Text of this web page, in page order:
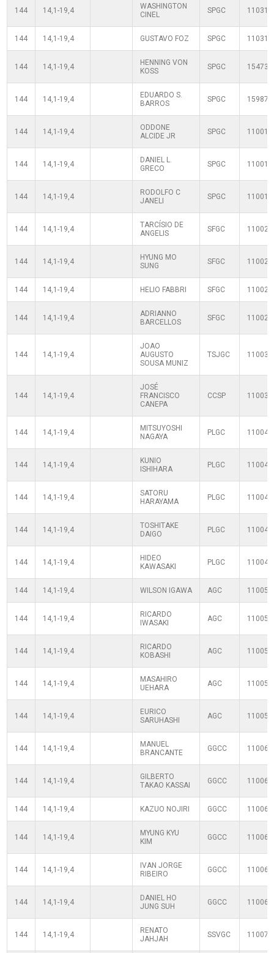
144 14,1-19,4
WASHINGTON
CINEL
SPGC
144 14,1-19,4 GUSTAVO FOZ SPGC
144 14,1-19,4
HENNING VON
KOSS
SPGC
144 14,1-19,4
EDUARDO S.
BARROS
SPGC
144 14,1-19,4
ODDONE
ALCIDE JR
SPGC
144 14,1-19,4
DANIEL L.
GRECO
SPGC
144 14,1-19,4
RODOLFO C
JANELI
SPGC
144 14,1-19,4
TARCÍSIO DE
ANGELIS
SFGC
144 14,1-19,4
HYUNG MO
SUNG
SFGC
144 14,1-19,4 HELIO FABBRI SFGC
144 14,1-19,4
ADRIANNO
BARCELLOS
SFGC
144 14,1-19,4
JOAO
AUGUSTO
SOUSA MUNIZ
TSJGC
144 14,1-19,4
JOSÉ
FRANCISCO
CANEPA
CCSP
144 14,1-19,4
MITSUYOSHI
NAGAYA
PLGC
144 14,1-19,4
KUNIO
ISHIHARA
PLGC
144 14,1-19,4
SATORU
HARAYAMA
PLGC
144 14,1-19,4
TOSHITAKE
DAIGO
PLGC
144 14,1-19,4
HIDEO
KAWASAKI
PLGC
144 14,1-19,4 WILSON IGAWA AGC
144 14,1-19,4
RICARDO
IWASAKI
AGC
144 14,1-19,4
RICARDO
KOBASHI
AGC
144 14,1-19,4
MASAHIRO
UEHARA
AGC
144 14,1-19,4
EURICO
SARUHASHI
AGC
144 14,1-19,4
MANUEL
BRANCANTE
GGCC
144 14,1-19,4
GILBERTO
TAKAO KASSAI
GGCC
144 14,1-19,4 KAZUO NOJIRI GGCC
144 14,1-19,4
MYUNG KYU
KIM
GGCC
144 14,1-19,4
IVAN JORGE
RIBEIRO
GGCC
144 14,1-19,4
DANIEL HO
JUNG SUH
GGCC
144 14,1-19,4
RENATO
JAHJAH
SSVGC